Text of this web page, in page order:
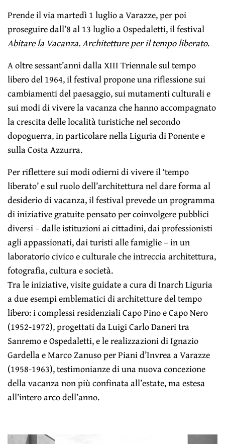
Prende il via martedì 1 luglio a Varazze, per poi
proseguire dall’8 al 13 luglio a Ospedaletti, il festival
Abitare la Vacanza. Architetture per il tempo liberato.
A oltre sessant’anni dalla XIII Triennale sul tempo
libero del 1964, il festival propone una riflessione sui
cambiamenti del paesaggio, sui mutamenti culturali e
sui modi di vivere la vacanza che hanno accompagnato
la crescita delle località turistiche nel secondo
dopoguerra, in particolare nella Liguria di Ponente e
sulla Costa Azzurra.
Per riflettere sui modi odierni di vivere il ‘tempo
liberato’ e sul ruolo dell’architettura nel dare forma al
desiderio di vacanza, il festival prevede un programma
di iniziative gratuite pensato per coinvolgere pubblici
diversi – dalle istituzioni ai cittadini, dai professionisti
agli appassionati, dai turisti alle famiglie – in un
laboratorio civico e culturale che intreccia architettura,
fotografia, cultura e società.
Tra le iniziative, visite guidate a cura di Inarch Liguria
a due esempi emblematici di architetture del tempo
libero: i complessi residenziali Capo Pino e Capo Nero
(1952-1972), progettati da Luigi Carlo Daneri tra
Sanremo e Ospedaletti, e le realizzazioni di Ignazio
Gardella e Marco Zanuso per Piani d’Invrea a Varazze
(1958-1963), testimonianze di una nuova concezione
della vacanza non più confinata all’estate, ma estesa
all’intero arco dell’anno.